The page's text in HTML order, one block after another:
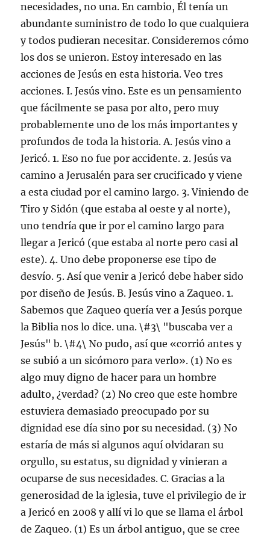
necesidades, no una. En cambio, Él tenía un
abundante suministro de todo lo que cualquiera
y todos pudieran necesitar. Consideremos cómo
los dos se unieron. Estoy interesado en las
acciones de Jesús en esta historia. Veo tres
acciones. I. Jesús vino. Este es un pensamiento
que fácilmente se pasa por alto, pero muy
probablemente uno de los más importantes y
profundos de toda la historia. A. Jesús vino a
Jericó. 1. Eso no fue por accidente. 2. Jesús va
camino a Jerusalén para ser crucificado y viene
a esta ciudad por el camino largo. 3. Viniendo de
Tiro y Sidón (que estaba al oeste y al norte),
uno tendría que ir por el camino largo para
llegar a Jericó (que estaba al norte pero casi al
este). 4. Uno debe proponerse ese tipo de
desvío. 5. Así que venir a Jericó debe haber sido
por diseño de Jesús. B. Jesús vino a Zaqueo. 1.
Sabemos que Zaqueo quería ver a Jesús porque
la Biblia nos lo dice. una. \#3\ "buscaba ver a
Jesús" b. \#4\ No pudo, así que «corrió antes y
se subió a un sicómoro para verlo». (1) No es
algo muy digno de hacer para un hombre
adulto, ¿verdad? (2) No creo que este hombre
estuviera demasiado preocupado por su
dignidad ese día sino por su necesidad. (3) No
estaría de más si algunos aquí olvidaran su
orgullo, su estatus, su dignidad y vinieran a
ocuparse de sus necesidades. C. Gracias a la
generosidad de la iglesia, tuve el privilegio de ir
a Jericó en 2008 y allí vi lo que se llama el árbol
de Zaqueo. (1) Es un árbol antiguo, que se cree